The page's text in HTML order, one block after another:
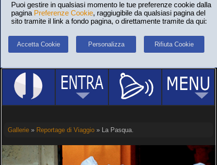
Puoi gestire in qualsiasi momento le tue preferenze cookie dalla
pagina Preferenze Cookie, raggiugibile da qualsiasi pagina del
sito tramite il link a fondo pagina, o direttamente tramite da qui:
Accetta Cookie Personalizza Rifiuta Cookie
Gallerie» Reportage di Viaggio» La Pasqua.